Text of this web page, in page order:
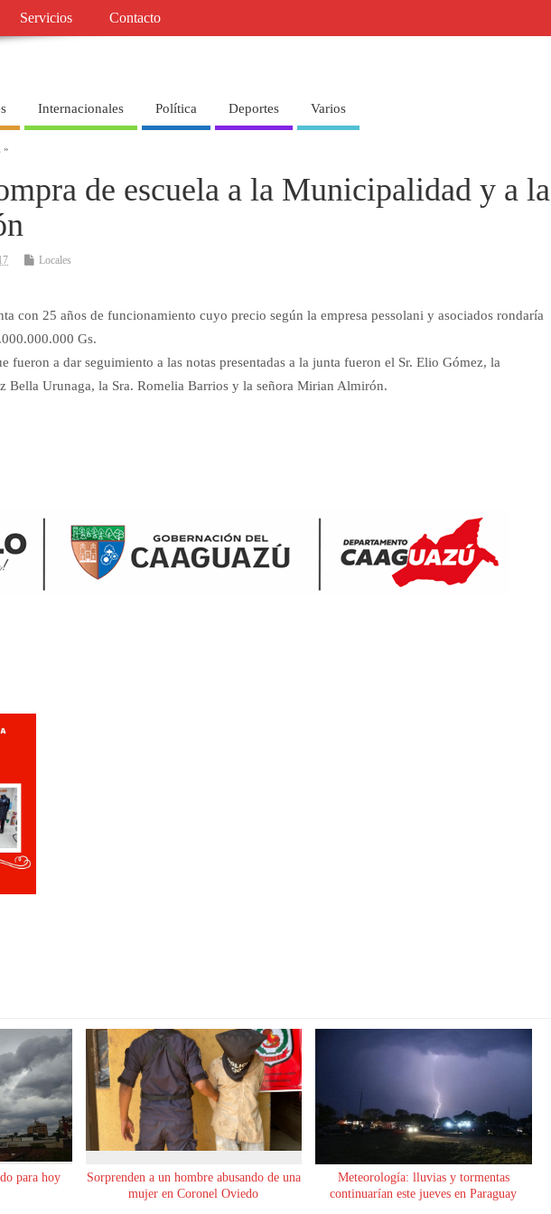
Servicios Contacto
Internacionales Política Deportes Varios
»
de escuela a la Municipalidad y a la
Locales
con 25 años de funcionamiento cuyo precio según la empresa pessolani y asociados rondaría
Gs.
fueron a dar seguimiento a las notas presentadas a la junta fueron el Sr. Elio Gómez, la
Bella Urunaga, la Sra. Romelia Barrios y la señora Mirian Almirón.
para hoy
Sorprenden a un hombre abusando de una
mujer en Coronel Oviedo
Meteorología: lluvias y tormentas
continuarían este jueves en Paraguay